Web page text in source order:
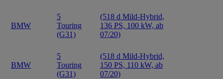
BMW
5
Touring
(G31)
(518 d Mild-Hybrid,
136 PS, 100 kW, ab
07/20)
BMW
5
Touring
(G31)
(518 d Mild-Hybrid,
150 PS, 110 kW, ab
07/20)